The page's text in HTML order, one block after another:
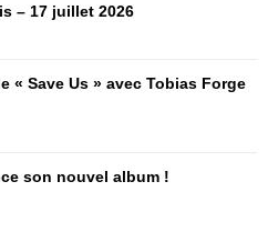
– 17 juillet 2026
« Save Us » avec Tobias Forge
son nouvel album !